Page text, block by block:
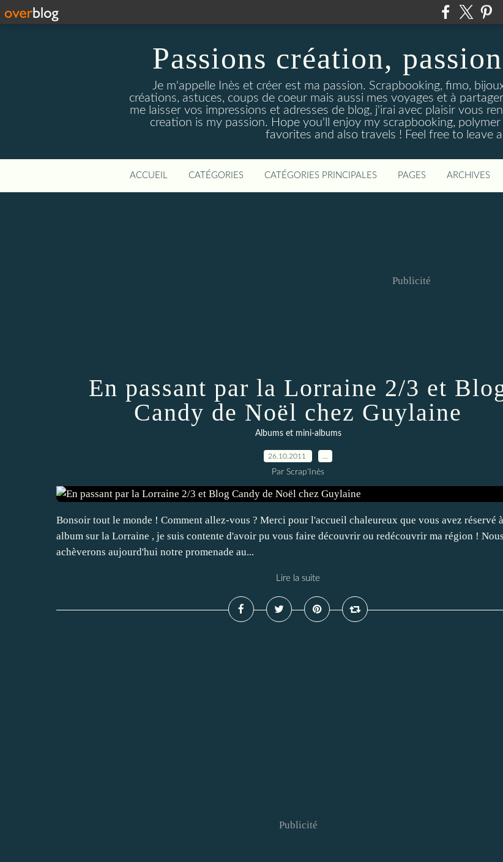
Passions création,
Je m'appelle Inès et créer est ma passion. Scrapbooking, fimo,
créations, astuces, coups de coeur mais aussi mes voyages et à
me laisser vos impressions et adresses de blog, j'irai avec plaisir vous
creation is my passion. Hope you'll enjoy my scrapbooking,
favorites and also travels ! Feel free to leave
ACCUEIL CATÉGORIES CATÉGORIES PRINCIPALES PAGES ARCHIVES
Publicité
En passant par la Lorraine 2/3 et
Candy de Noël chez Guylaine
Albums et mini-albums
26.10.2011
Par Scrap'Inès
Bonsoir tout le monde ! Comment allez-vous ? Merci pour l'accueil chaleureux que vous avez réservé
album sur la Lorraine , je suis contente d'avoir pu vous faire découvrir ou redécouvrir ma région ! Nous
achèverons aujourd'hui notre promenade au...
Lire la suite
Publicité